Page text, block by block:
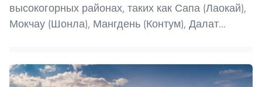
высокогорных районах, таких как Сапа (Лаокай),
Мокчау (Шонла), Мангдень (Контум), Далат...